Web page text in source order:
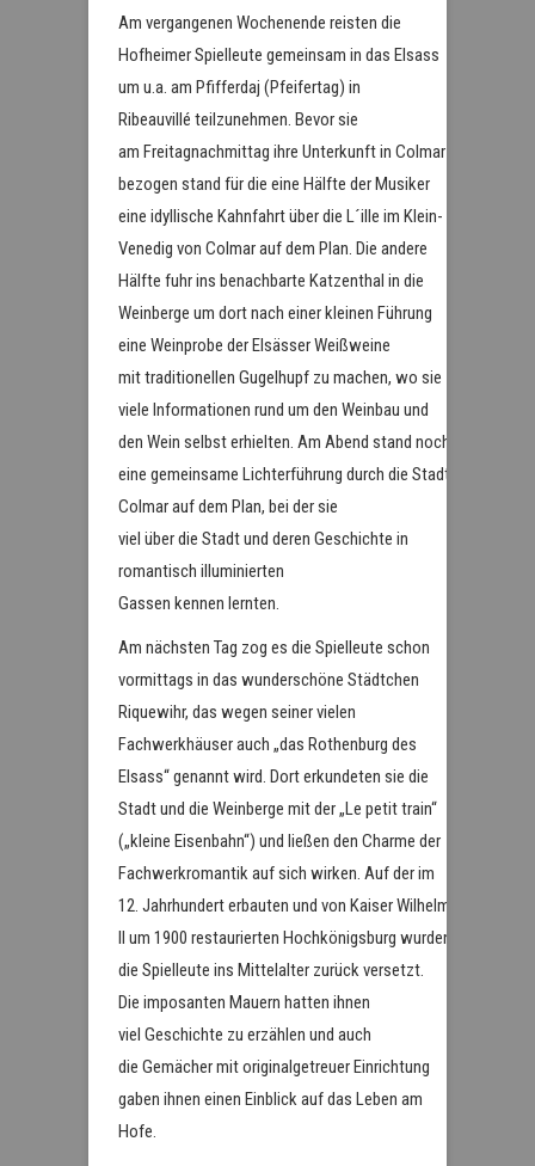
Am vergangenen Wochenende reisten die
Hofheimer Spielleute gemeinsam in das Elsass
um u.a. am Pfifferdaj (Pfeifertag) in
Ribeauvillé teilzunehmen. Bevor sie
am Freitagnachmittag ihre Unterkunft in Colmar
bezogen stand für die eine Hälfte der Musiker
eine idyllische Kahnfahrt über die L´ille im Klein-
Venedig von Colmar auf dem Plan. Die andere
Hälfte fuhr ins benachbarte Katzenthal in die
Weinberge um dort nach einer kleinen Führung
eine Weinprobe der Elsässer Weißweine
mit traditionellen Gugelhupf zu machen, wo sie
viele Informationen rund um den Weinbau und
den Wein selbst erhielten. Am Abend stand noch
eine gemeinsame Lichterführung durch die Stadt
Colmar auf dem Plan, bei der sie
viel über die Stadt und deren Geschichte in
romantisch illuminierten
Gassen kennen lernten.
Am nächsten Tag zog es die Spielleute schon
vormittags in das wunderschöne Städtchen
Riquewihr, das wegen seiner vielen
Fachwerkhäuser auch „das Rothenburg des
Elsass“ genannt wird. Dort erkundeten sie die
Stadt und die Weinberge mit der „Le petit train“
(„kleine Eisenbahn“) und ließen den Charme der
Fachwerkromantik auf sich wirken. Auf der im
12. Jahrhundert erbauten und von Kaiser Wilhelm
II um 1900 restaurierten Hochkönigsburg wurden
die Spielleute ins Mittelalter zurück versetzt.
Die imposanten Mauern hatten ihnen
viel Geschichte zu erzählen und auch
die Gemächer mit originalgetreuer Einrichtung
gaben ihnen einen Einblick auf das Leben am
Hofe.